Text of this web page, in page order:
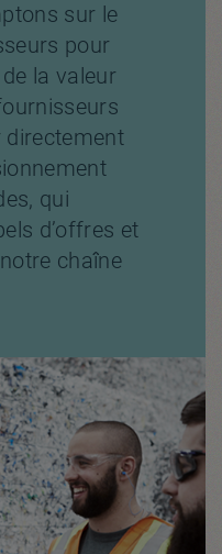
sur le
pour
la valeur
directement
qui
d’offres et
chaîne